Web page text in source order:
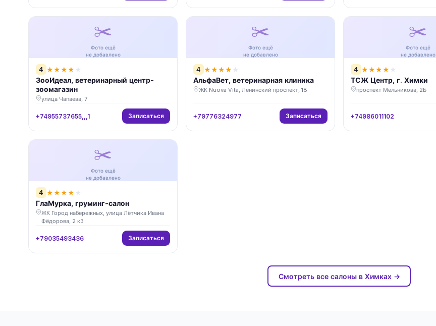
✂️
Фото ещё
не добавлено
4 ★★★★ ★
ЗооИдеал, ветеринарный центр-
зоомагазин
улица Чапаева, 7
+74955737655,,,1 Записаться
✂️
Фото ещё
не добавлено
4 ★★★★ ★
АльфаВет, ветеринарная клиника
ЖК Nuova Vita, Ленинский проспект, 18
+79776324977 Записаться
✂️
Фото ещё
не добавлено
4 ★★★★ ★
ТСЖ Центр, г. Химки
проспект Мельникова, 2Б
+74986011102
✂️
Фото ещё
не добавлено
4 ★★★★ ★
ГлаМурка, груминг-салон
ЖК Город набережных, улица Лётчика Ивана
Фёдорова, 2 к3
+79035493436 Записаться
Смотреть все салоны в Химках →